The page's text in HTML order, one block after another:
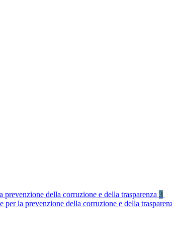
prevenzione della corruzione e della trasparenza 3
per la prevenzione della corruzione e della